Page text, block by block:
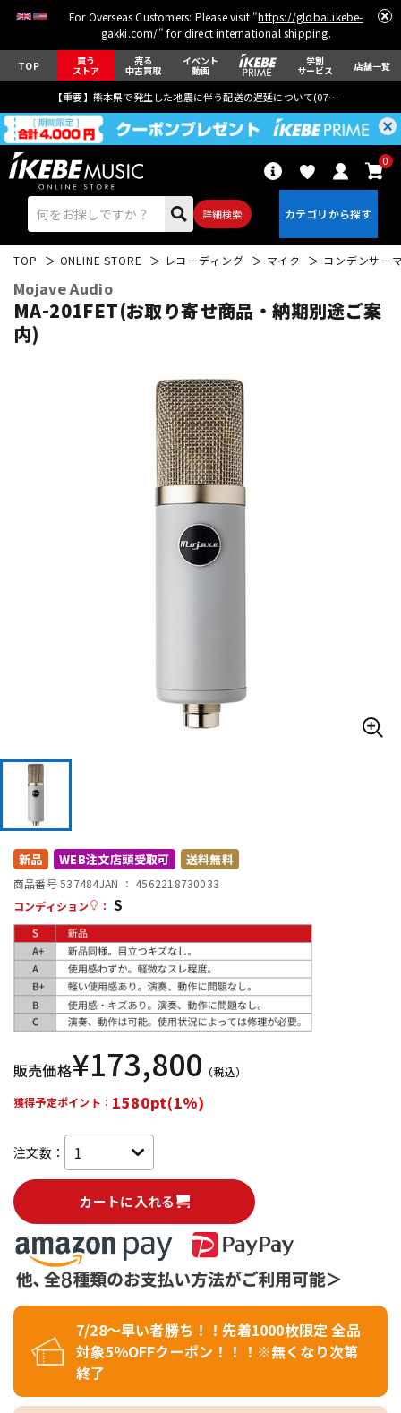
For Overseas Customers: Please visit "https://global.ikebe-
gakki.com/" for direct international shipping.
TOP 買う
ストア
売る
中古買取
イベント
動画
学割
サービス 店舗一覧
【重要】熊本県で発生した地震に伴う配送の遅延について(07月29日
詳細検索
0
配信/ライブ機器
中古 ヴィンテージ
TOP ONLINE STORE レコーディング マイク コンデンサー
Mojave Audio
MA-201FET(お取り寄せ商品・納期別途ご案
内)
新品 WEB注文店頭受取可 送料無料
商品番号 537484JAN ： 4562218730033
コンディション
： S
販売価格¥173,800 （税込）
獲得予定ポイント： 1580pt(1%)
注文数：
カートに入れる
7/28～早い者勝ち！！先着1000枚限定 全品
対象5％OFFクーポン！！！※無くなり次第
終了